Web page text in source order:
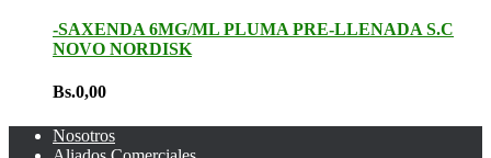
-SAXENDA 6MG/ML PLUMA PRE-LLENADA S.C
NOVO NORDISK
Bs.0,00
Nosotros